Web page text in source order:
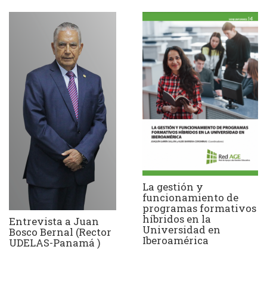
Entrevista a Juan
Bosco Bernal (Rector
UDELAS-Panamá )
La gestión y
funcionamiento de
programas formativos
híbridos en la
Universidad en
Iberoamérica